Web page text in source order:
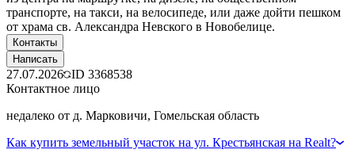
транспорте, на такси, на велосипеде, или даже дойти пешком
от храма св. Александра Невского в Новобелице.
Контакты
Написать
27.07.2026 ID 3368538
Контактное лицо
недалеко от д. Марковичи, Гомельская область
Как купить земельный участок на ул. Крестьянская на Realt?